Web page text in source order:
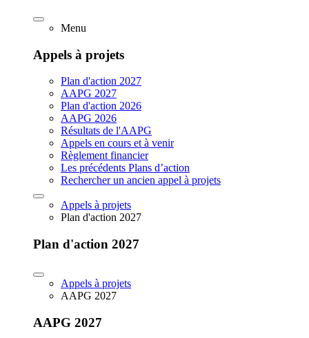
Menu
Appels à projets
Plan d'action 2027
AAPG 2027
Plan d'action 2026
AAPG 2026
Résultats de l'AAPG
Appels en cours et à venir
Règlement financier
Les précédents Plans d’action
Rechercher un ancien appel à projets
Appels à projets
Plan d'action 2027
Plan d'action 2027
Appels à projets
AAPG 2027
AAPG 2027